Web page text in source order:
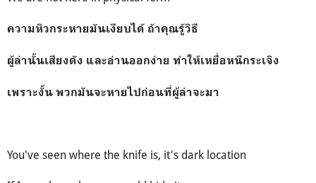
ความหิวกระหายมันเงียบได้ ถ้าคุณรู้วิธี
ผู้ล่านั้นเสียงดัง และอ่านออกง่าย ทำให้เหยื่อหนีกระเจิง
เพราะงั้น พวกมันจะหายไปก่อนที่ผู้ล่าจะมา
You've seen where the knife is, it's dark location